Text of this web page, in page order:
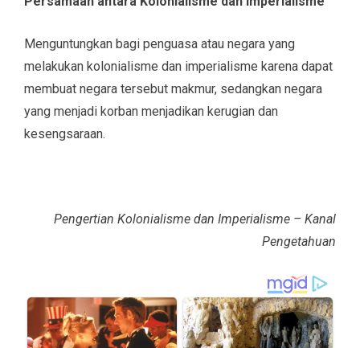
Menguntungkan bagi penguasa atau negara yang
melakukan kolonialisme dan imperialisme karena dapat
membuat negara tersebut makmur, sedangkan negara
yang menjadi korban menjadikan kerugian dan
kesengsaraan.
Pengertian Kolonialisme dan Imperialisme – Kanal
Pengetahuan